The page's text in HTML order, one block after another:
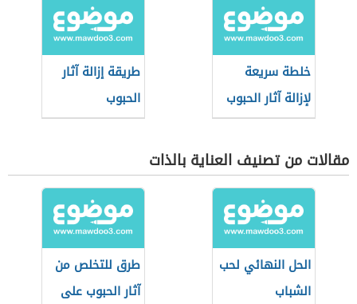
خلطة سريعة
لإزالة آثار الحبوب
طريقة إزالة آثار
الحبوب
مقالات من تصنيف العناية بالذات
الحل النهائي لحب
الشباب
طرق للتخلص من
آثار الحبوب على